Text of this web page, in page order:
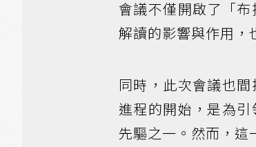
會議不僅開啟了「
解讀的影響與作用，
同時，此次會議也
進程的開始，是為
先驅之一。然而，這